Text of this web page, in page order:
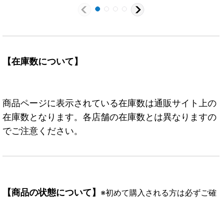
【在庫数について】
商品ページに表示されている在庫数は通販サイト上の
在庫数となります。各店舗の在庫数とは異なりますの
でご注意ください。
【商品の状態について】 ※初めて購入される方は必ずご確